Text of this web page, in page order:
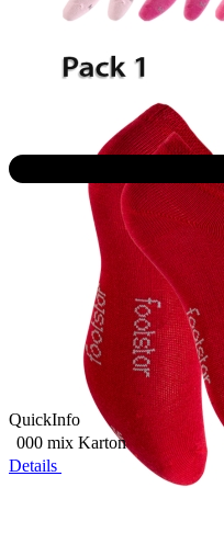
QuickInfo
000 mix Karton
Details